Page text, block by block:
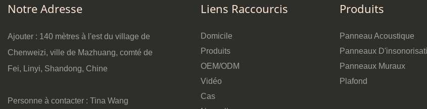
Notre Adresse
Ajouter : 140 mètres à l'est du village de
Chenweizi, ville de Mazhuang, comté de
Fei, Linyi, Shandong, Chine
Personne à contacter : Tina Wang
Liens Raccourcis
Domicile
Produits
OEM/ODM
Vidéo
Cas
Produits
Panneau Acoustique
Panneaux
Panneaux Muraux
Plafond